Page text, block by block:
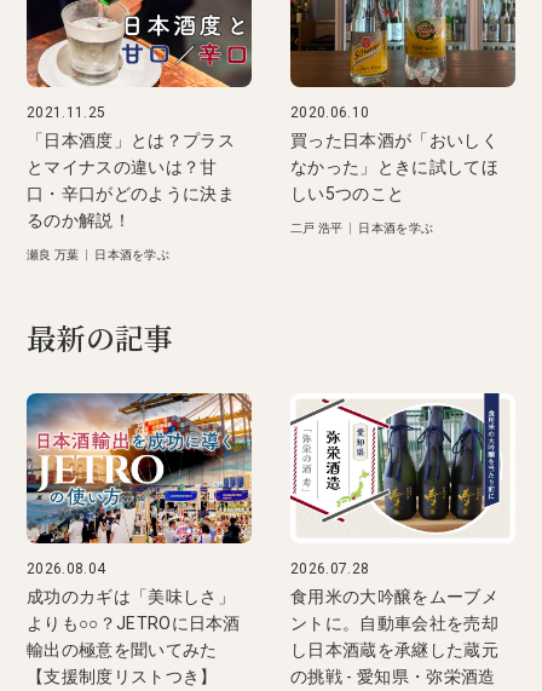
2021.11.25
「日本酒度」とは？プラス
とマイナスの違いは？甘
口・辛口がどのように決ま
るのか解説！
瀬良 万葉 日本酒を学ぶ
2020.06.10
買った日本酒が「おいしく
なかった」ときに試してほ
しい5つのこと
二戸 浩平 日本酒を学ぶ
最新の記事
2026.08.04
成功のカギは「美味しさ」
よりも○○？JETROに日本酒
輸出の極意を聞いてみた
【支援制度リストつき】
2026.07.28
食用米の大吟醸をムーブメ
ントに。自動車会社を売却
し日本酒蔵を承継した蔵元
の挑戦 - 愛知県・弥栄酒造